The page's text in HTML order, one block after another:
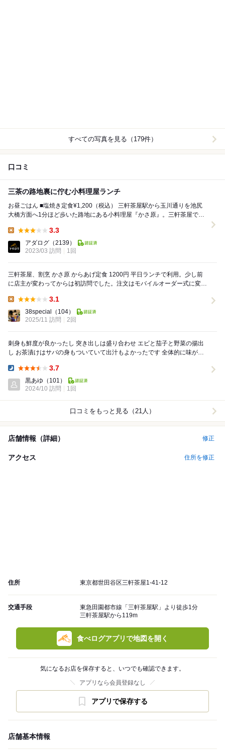
すべての写真を見る（179件）
口コミ
三茶の路地裏に佇む小料理屋ランチ
お昼ごはん ■塩焼き定食¥1,200（税込） 三軒茶屋駅から玉川通りを池尻
大橋方面へ1分ほど歩いた路地にある小料理屋『かさ原』。三軒茶屋で人
3.3
アダログ （2139）
2023/03 訪問
1回
三軒茶屋、割烹 かさ原 からあげ定食 1200円 平日ランチで利用。少し前
に店主が変わってからは初訪問でした。注文はモバイルオーダー式に変わ
3.1
38special
（104）
2025/11 訪問
2回
刺身も鮮度が良かったし 突き出しは盛り合わせ エビと茄子と野菜の揚出
し お茶漬けはサバの身もついていて出汁もよかったです 全体的に味が良
3.7
黒あゆ （101）
2024/10 訪問
1回
口コミをもっと見る（21人）
店舗情報（詳細） 修正
アクセス 住所を修正
住所 東京都世田谷区三軒茶屋1-41-12
交通手段
東急田園都市線「三軒茶屋駅」より徒歩1分
三軒茶屋駅から119m
食べログアプリで地図を開く
気になるお店を保存すると、いつでも確認できます。
アプリなら会員登録なし
アプリで保存する
店舗基本情報